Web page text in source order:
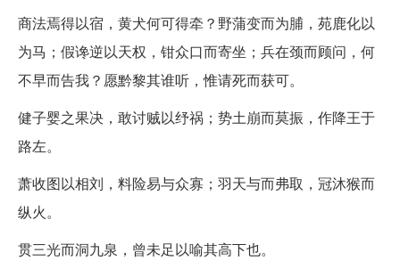
商法焉得以宿，黄犬何可得牵？野蒲变而为脯，苑鹿化以
为马；假谗逆以天权，钳众口而寄坐；兵在颈而顾问，何
不早而告我？愿黔黎其谁听，惟请死而获可。
健子婴之果决，敢讨贼以纾祸；势土崩而莫振，作降王于
路左。
萧收图以相刘，料险易与众寡；羽天与而弗取，冠沐猴而
纵火。
贯三光而洞九泉，曾未足以喻其高下也。